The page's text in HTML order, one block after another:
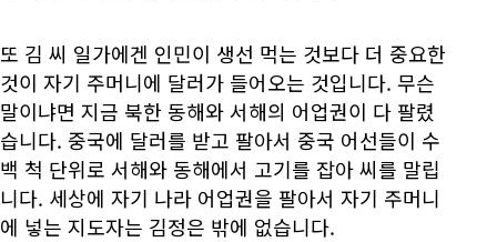
또 김 씨 일가에겐 인민이 생선 먹는 것보다 더 중요한
것이 자기 주머니에 달러가 들어오는 것입니다. 무슨
말이냐면 지금 북한 동해와 서해의 어업권이 다 팔렸
습니다. 중국에 달러를 받고 팔아서 중국 어선들이 수
백 척 단위로 서해와 동해에서 고기를 잡아 씨를 말립
니다. 세상에 자기 나라 어업권을 팔아서 자기 주머니
에 넣는 지도자는 김정은 밖에 없습니다.